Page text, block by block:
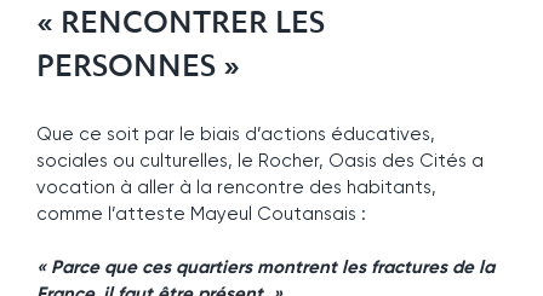
« RENCONTRER LES
PERSONNES »
Que ce soit par le biais d’actions éducatives,
sociales ou culturelles, le Rocher, Oasis des Cités a
vocation à aller à la rencontre des habitants,
comme l’atteste Mayeul Coutansais :
« Parce que ces quartiers montrent les fractures de la